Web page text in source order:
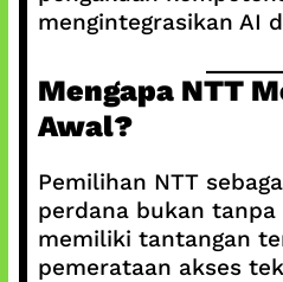
mengintegrasikan AI
Mengapa NTT
Awal?
Pemilihan NTT
perdana bukan tanpa
memiliki tantangan
pemerataan akses